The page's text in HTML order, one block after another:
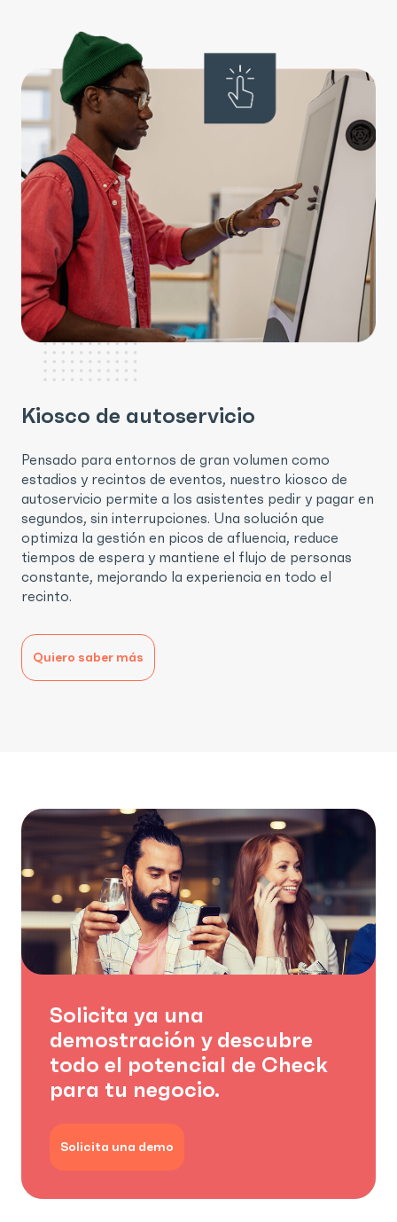
Kiosco de autoservicio
Pensado para entornos de gran volumen como
estadios y recintos de eventos, nuestro kiosco de
autoservicio permite a los asistentes pedir y pagar en
segundos, sin interrupciones. Una solución que
optimiza la gestión en picos de afluencia, reduce
tiempos de espera y mantiene el flujo de personas
constante, mejorando la experiencia en todo el
recinto.
Quiero saber más
Solicita ya una
demostración y descubre
todo el potencial de Check
para tu negocio.
Solicita una demo